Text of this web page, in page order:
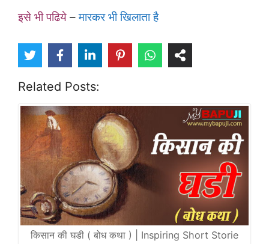
इसे भी पढिये –मारकर भी खिलाता है
Related Posts:
किसान की घडी ( बोध कथा ) | Inspiring Short Storie